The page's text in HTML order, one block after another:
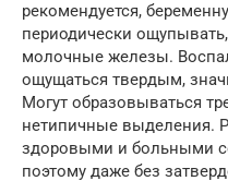
рекомендуется,
периодически
молочные железы.
ощущаться твердым,
Могут образовываться
нетипичные выделения.
здоровыми и больными
поэтому даже без